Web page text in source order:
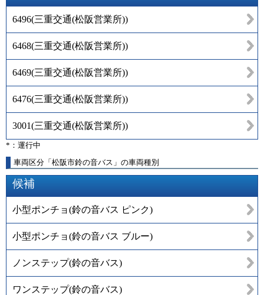
6496(三重交通(松阪営業所))
6468(三重交通(松阪営業所))
6469(三重交通(松阪営業所))
6476(三重交通(松阪営業所))
3001(三重交通(松阪営業所))
*：運行中
車両区分「松阪市鈴の音バス」の車両種別
候補
小型ポンチョ(鈴の音バス ピンク)
小型ポンチョ(鈴の音バス ブルー)
ノンステップ(鈴の音バス)
ワンステップ(鈴の音バス)